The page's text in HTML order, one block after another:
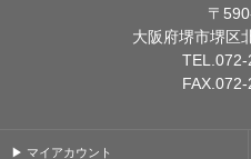
〒
大阪府堺市堺区
▶ マイアカウント